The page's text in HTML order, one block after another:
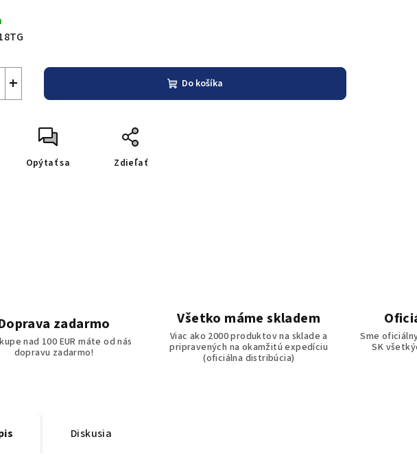
+ Do košíka
Opýtať sa Zdieľať
zadarmo
nad 100 EUR máte od nás
dopravu zadarmo!
Všetko máme skladem
Viac ako 2000 produktov na sklade a
pripravených na okamžitú expedíciu
(oficiálna distribúcia)
Sme
SK
Diskusia